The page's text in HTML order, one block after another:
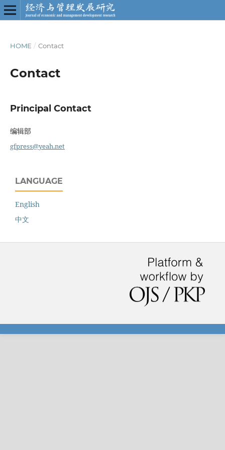
HOME / Contact
Contact
Principal Contact
编辑部
gfpress@yeah.net
LANGUAGE
English
中文